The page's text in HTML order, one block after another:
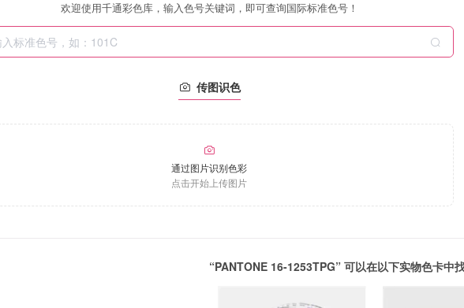
欢迎使用千通彩色库，输入色号关键词，即可查询国际标准色号！
传图识色
通过图片识别色彩
点击开始上传图片
“PANTONE 16-1253TPG” 可以在以下实物色卡中